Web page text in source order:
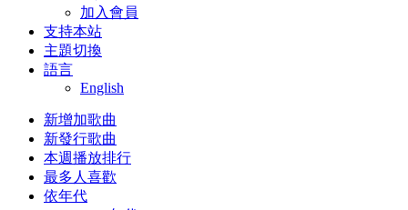
加入會員
支持本站
主題切換
語言
English
新增加歌曲
新發行歌曲
本週播放排行
最多人喜歡
依年代